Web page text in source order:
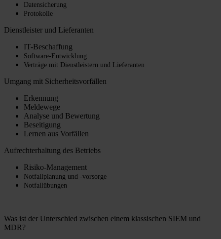
Datensicherung
Protokolle
Dienstleister und Lieferanten
IT-Beschaffung
Software-Entwicklung
Verträge mit Dienstleistern und Lieferanten
Umgang mit Sicherheitsvorfällen
Erkennung
Meldewege
Analyse und Bewertung
Beseitigung
Lernen aus Vorfällen
Aufrechterhaltung des Betriebs
Risiko-Management
Notfallplanung und -vorsorge
Notfallübungen
Was ist der Unterschied zwischen einem klassischen SIEM und
MDR?